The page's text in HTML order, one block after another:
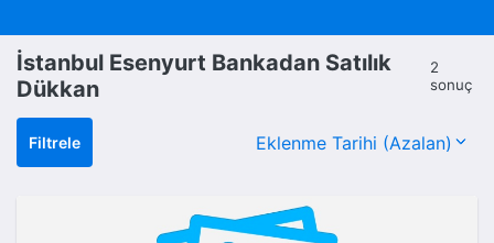
İstanbul Esenyurt Bankadan Satılık
Dükkan
2
sonuç
Filtrele